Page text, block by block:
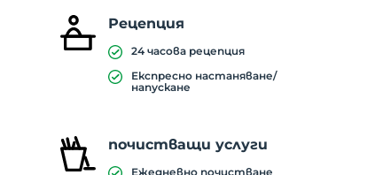
Рецепция
24 часова рецепция
Експресно настаняване/
напускане
почистващи услуги
Ежедневно почистване